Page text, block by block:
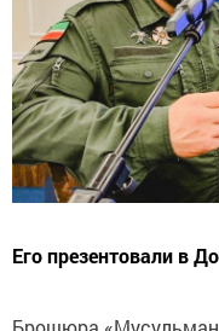
Его презентовали в